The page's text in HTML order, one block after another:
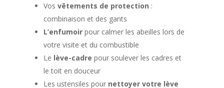
Vosvêtements de protection :
combinaison et des gants
L’enfumoir pour calmer les abeilles lors de
votre visite et du combustible
Le lève-cadrepour soulever les cadres et
le toit en douceur
Les ustensiles pour nettoyer votre lève